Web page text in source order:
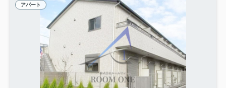
アパート